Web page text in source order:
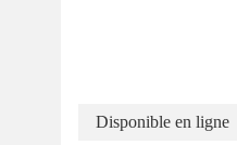
Disponible en ligne